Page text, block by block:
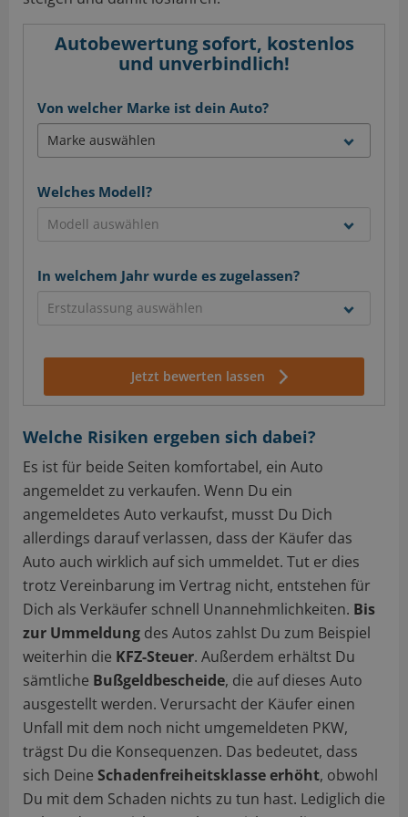
Autobewertung sofort, kostenlos
und unverbindlich!
Von welcher Marke ist dein Auto?
Welches Modell?
In welchem Jahr wurde es zugelassen?
Jetzt bewerten lassen
Welche Risiken ergeben sich dabei?
Es ist für beide Seiten komfortabel, ein Auto
angemeldet zu verkaufen. Wenn Du ein
angemeldetes Auto verkaufst, musst Du Dich
allerdings darauf verlassen, dass der Käufer das
Auto auch wirklich auf sich ummeldet. Tut er dies
trotz Vereinbarung im Vertrag nicht, entstehen für
Dich als Verkäufer schnell Unannehmlichkeiten. Bis
zur Ummeldung des Autos zahlst Du zum Beispiel
weiterhin die KFZ-Steuer. Außerdem erhältst Du
sämtliche Bußgeldbescheide, die auf dieses Auto
ausgestellt werden. Verursacht der Käufer einen
Unfall mit dem noch nicht umgemeldeten PKW,
trägst Du die Konsequenzen. Das bedeutet, dass
sich Deine Schadenfreiheitsklasse erhöht, obwohl
Du mit dem Schaden nichts zu tun hast. Lediglich die